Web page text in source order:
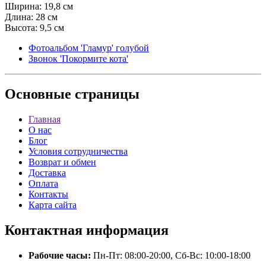
Ширина: 19,8 см
Длина: 28 см
Высота: 9,5 см
Фотоальбом 'Гламур' голубой
Звонок 'Покормите кота'
Основные страницы
Главная
О нас
Блог
Условия сотрудничества
Возврат и обмен
Доставка
Оплата
Контакты
Карта сайта
Контактная информация
Рабочие часы: Пн-Пт: 08:00-20:00, Сб-Вс: 10:00-18:00